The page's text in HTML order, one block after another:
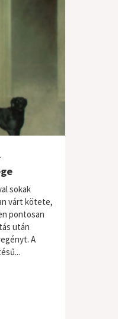
sokak
várt kötete,
pontosan
után
A